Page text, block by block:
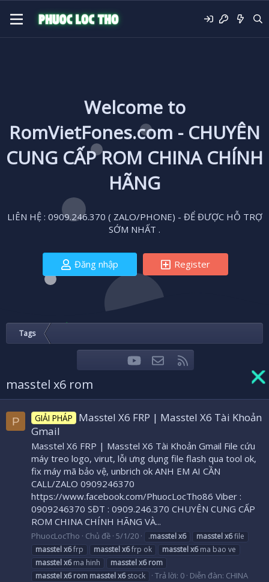
Welcome to
RomVietFones.com - CHUYÊN
CUNG CẤP ROM CHINA CHÍNH
HÃNG
LIÊN HỆ : 0909.246.370 ( ZALO/PHONE) - ĐỂ ĐƯỢC HỖ TRỢ
SỚM NHẤT .
Đăng nhập Register
Tags
FacebookTwitteryoutubeLiên hệ
masstel x6 rom
P GIẢI PHÁP
Masstel X6 FRP | Masstel X6 Tài Khoản
Gmail
Masstel X6 FRP | Masstel X6 Tài Khoản Gmail File cứu
máy treo logo, virut, lỗi ưng dụng file flash qua tool ok,
fix máy mã bảo vệ, unbrich ok ANH EM AI CẦN
CALL/ZALO 0909246370
https://www.facebook.com/PhuocLocTho86 Viber :
0909246370 SĐT : 0909.246.370 CHUYÊN CUNG CẤP
ROM CHINA CHÍNH HÃNG VÀ...
PhuocLocTho Chủ đề 5/1/20 .masstelx6 masstelx6file
masstelx6frp masstelx6frp ok masstelx6ma bao ve
masstelx6ma hinh masstelx6 rom
masstelx6 rom masstelx6stock Trả lời: 0 Diễn đàn: CHINA